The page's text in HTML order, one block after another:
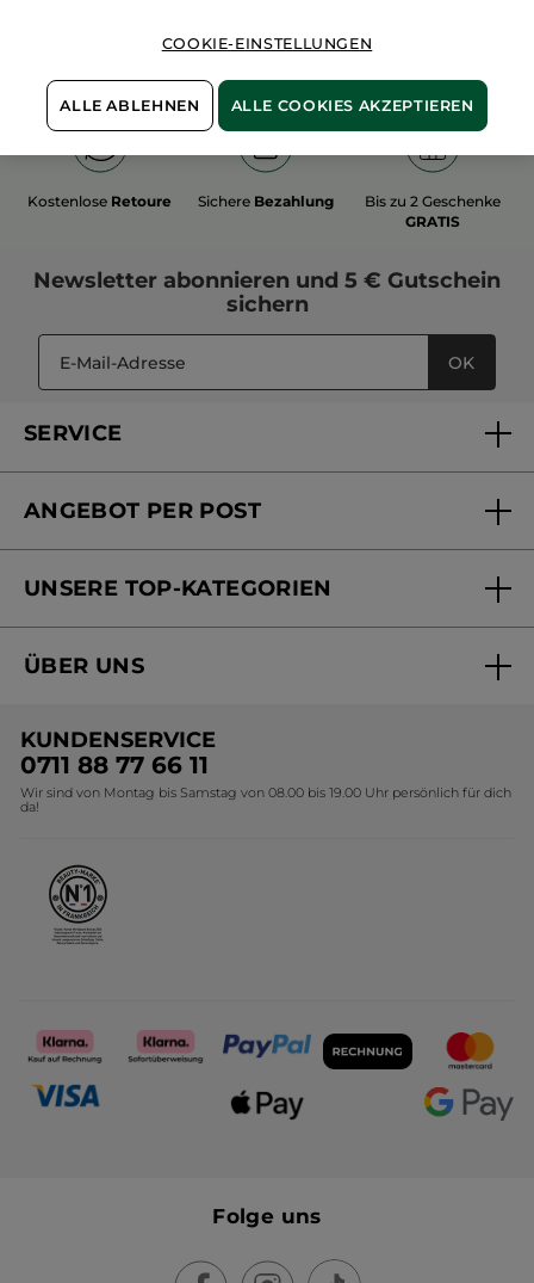
Kostenlose Retoure Sichere Bezahlung
Bis zu 2 Geschenke
GRATIS
Newsletter abonnieren und 5 € Gutschein
sichern
OK
SERVICE
Mein Konto
Online Preisliste
ANGEBOT PER POST
Versandhandel Preisliste
UNSERE TOP-KATEGORIEN
Black Friday Yves Rocher
Geschenkideen Yves Rocher
Kollektion Monoi Yves Rocher
ÜBER UNS
Umweltstiftung YR
Affiliate Programm
KUNDENSERVICE
0711 88 77 66 11
Wir sind von Montag bis Samstag von 08.00 bis 19.00 Uhr persönlich für dich
da!
Folge uns
COOKIE-EINSTELLUNGEN
ALLE ABLEHNEN ALLE COOKIES AKZEPTIEREN